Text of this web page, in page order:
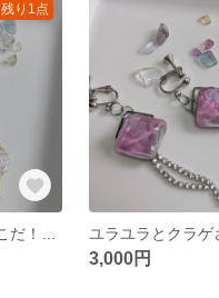
残り1点
3,000円